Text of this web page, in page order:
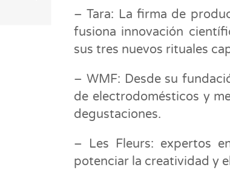
– Tara: La firma de
fusiona innovación
sus tres nuevos rituales
– WMF: Desde su
de electrodomésticos y
degustaciones.
– Les Fleurs: expertos
potenciar la creatividad y